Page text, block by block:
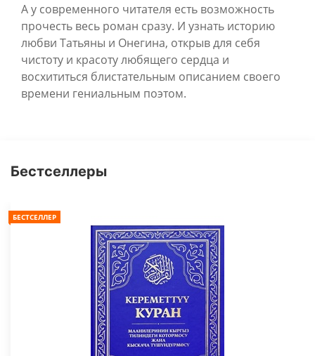
А у современного читателя есть возможность
прочесть весь роман сразу. И узнать историю
любви Татьяны и Онегина, открыв для себя
чистоту и красоту любящего сердца и
восхититься блистательным описанием своего
времени гениальным поэтом.
Бестселлеры
БЕСТСЕЛЛЕР